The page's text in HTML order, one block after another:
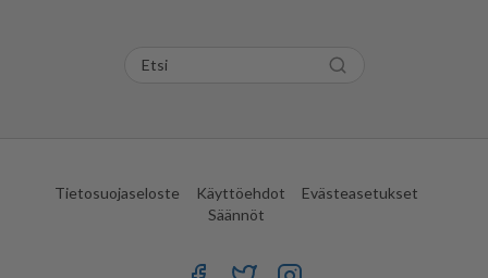
Tietosuojaseloste Käyttöehdot
Evästeasetukset
Säännöt